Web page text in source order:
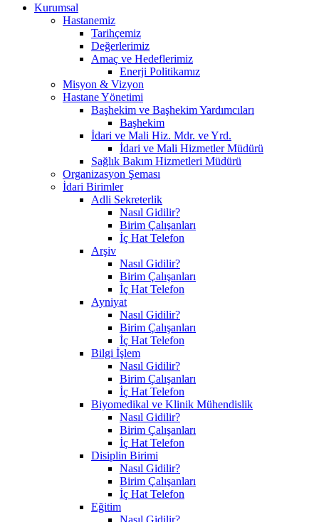
Kurumsal
Hastanemiz
Tarihçemiz
Değerlerimiz
Amaç ve Hedeflerimiz
Enerji Politikamız
Misyon & Vizyon
Hastane Yönetimi
Başhekim ve Başhekim Yardımcıları
Başhekim
İdari ve Mali Hiz. Mdr. ve Yrd.
İdari ve Mali Hizmetler Müdürü
Sağlık Bakım Hizmetleri Müdürü
Organizasyon Şeması
İdari Birimler
Adli Sekreterlik
Nasıl Gidilir?
Birim Çalışanları
İç Hat Telefon
Arşiv
Nasıl Gidilir?
Birim Çalışanları
İç Hat Telefon
Ayniyat
Nasıl Gidilir?
Birim Çalışanları
İç Hat Telefon
Bilgi İşlem
Nasıl Gidilir?
Birim Çalışanları
İç Hat Telefon
Biyomedikal ve Klinik Mühendislik
Nasıl Gidilir?
Birim Çalışanları
İç Hat Telefon
Disiplin Birimi
Nasıl Gidilir?
Birim Çalışanları
İç Hat Telefon
Eğitim
Nasıl Gidilir?